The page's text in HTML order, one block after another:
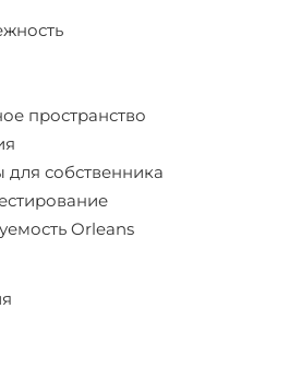
пространство
для собственника
Orleans